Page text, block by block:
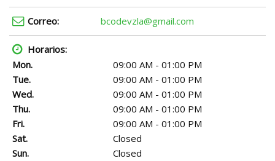
Correo: bcodevzla@gmail.com
Horarios:
Mon.
09:00 AM - 01:00 PM
Tue.
09:00 AM - 01:00 PM
Wed.
09:00 AM - 01:00 PM
Thu.
09:00 AM - 01:00 PM
Fri.
09:00 AM - 01:00 PM
Sat.
Closed
Sun.
Closed